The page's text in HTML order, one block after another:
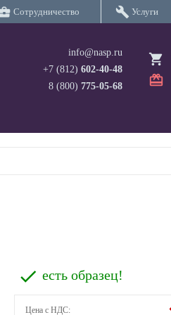
Сотрудничество build Услуги
info@nasp.ru
+7 (812) 602-40-48
8 (800) 775-05-68
есть образец!
Цена с НДС: